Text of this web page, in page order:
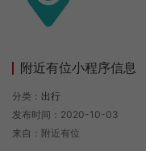
附近有位小程序信息
分类： 出行
发布时间：2020-10-03
来自：附近有位